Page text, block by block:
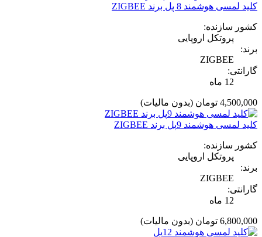
کلید لمسی هوشمند 8 پل برند ZIGBEE
کشور سازنده:
پروتکل اروپایی
برند:
ZIGBEE
گارانتی:
12 ماه
4,500,000 تومان (بدون مالیات)
کلید لمسی هوشمند 9پل برند ZIGBEE
کشور سازنده:
پروتکل اروپایی
برند:
ZIGBEE
گارانتی:
12 ماه
6,800,000 تومان (بدون مالیات)